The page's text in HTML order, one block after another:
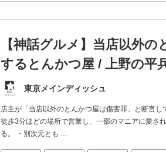
【神話グルメ】当店以外
するとんかつ屋 / 上野の平
東京メインディッシュ
店主が「当店以外のとんかつ屋は傷害罪」と断言
徒歩3分ほどの場所で営業し、一部のマニアに愛さ
る。 ・別次元とも …